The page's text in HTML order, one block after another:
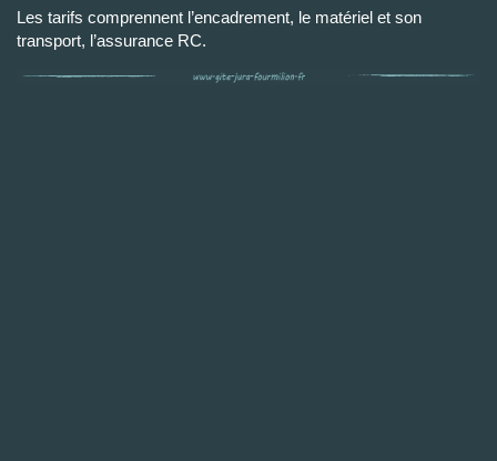
Les tarifs comprennent l’encadrement, le matériel et son
transport, l’assurance RC.